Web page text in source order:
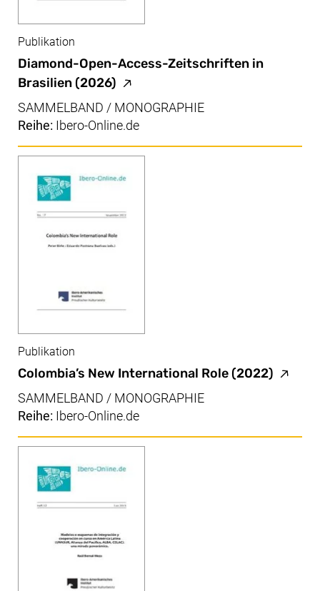
Diamond-Open-Access-Zeitschriften in
Brasilien (2026) (externer Link, öffnet neues
Publikation
SAMMELBAND / MONOGRAPHIE
Reihe: Ibero-Online.de
Colombia’s New International Role (2022)
Publikation
SAMMELBAND / MONOGRAPHIE
Reihe: Ibero-Online.de